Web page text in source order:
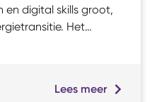
en digital skills groot,
Het
gebouwdeLees meer